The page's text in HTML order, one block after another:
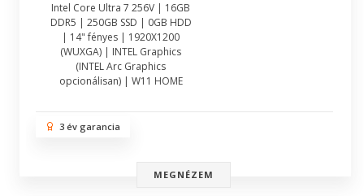
Intel Core Ultra 7 256V | 16GB
DDR5 | 250GB SSD | 0GB HDD
| 14" fényes | 1920X1200
(WUXGA) | INTEL Graphics
(INTEL Arc Graphics
opcionálisan) | W11 HOME
3 év garancia
MEGNÉZEM